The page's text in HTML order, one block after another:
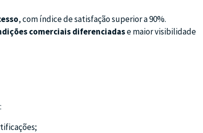
, com índice de satisfação superior a 90%.
comerciais diferenciadase maior visibilidade